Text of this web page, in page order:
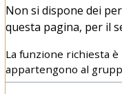
Non si dispone dei
questa pagina, per il
La funzione richiesta
appartengono al